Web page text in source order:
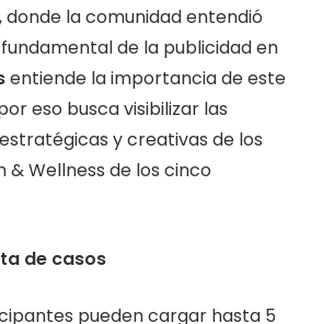
la comunidad entendió
de la publicidad en
entiende la importancia de este
eso busca visibilizar las
y creativas de los
Wellness de los cinco
de casos
pueden cargar hasta 5